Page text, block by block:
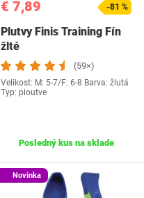
€ 7,89 -81 %
Plutvy Finis Training Fín
žlté
(59×)
Velikost: M: 5-7/F: 6-8 Barva: žlutá
Typ: ploutve
Posledný kus na sklade
Novinka